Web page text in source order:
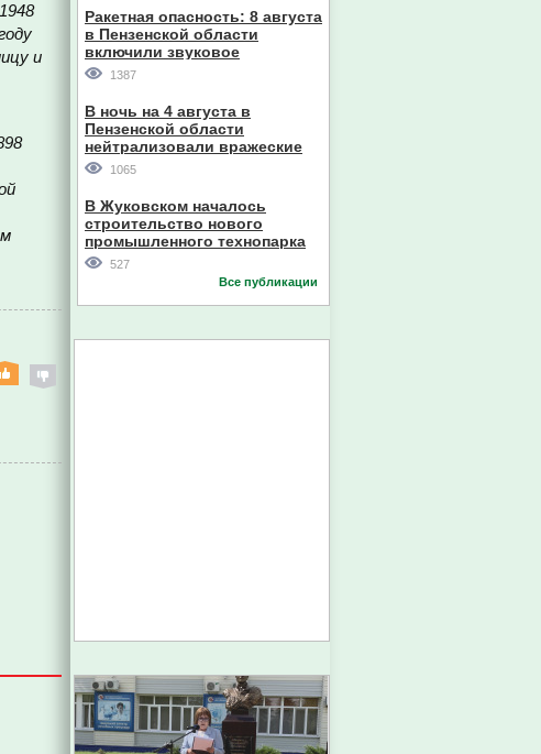
и
Ракетная опасность: 8 августа
в Пензенской области
включили звуковое
оповещение
1387
В ночь на 4 августа в
Пензенской области
нейтрализовали вражеские
дроны
1065
В Жуковском началось
строительство нового
промышленного технопарка
527
Все публикации